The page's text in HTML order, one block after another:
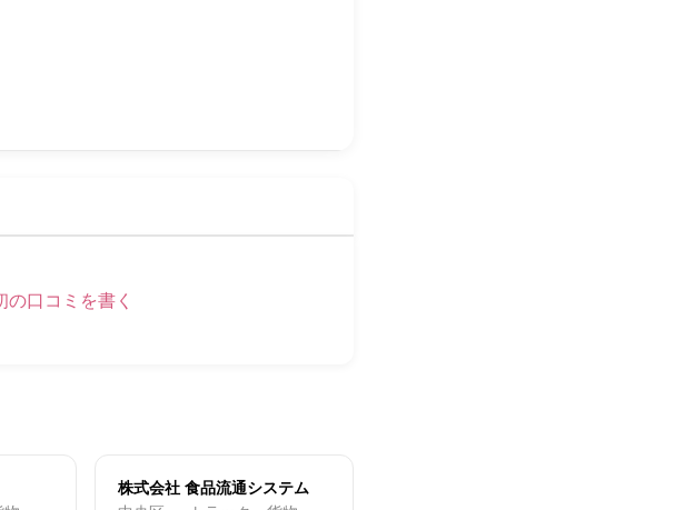
の口コミを書く
株式会社 食品流通システム